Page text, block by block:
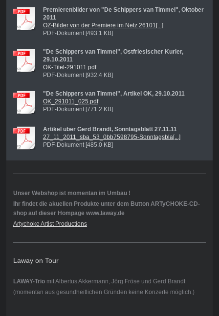
Premierenbilder von "De Schippers van Timmel", Oktober
2011
OZ-Bilder von der Premiere im Netz 26101[...]
PDF-Dokument [493.1 KB]
"De Schippers van Timmel", Ostfriesischer Kurier,
29.10.2011
OK-Titel-291011.pdf
PDF-Dokument [932.4 KB]
"De Schippers van Timmel", Artikel OK, 29.10.2011
OK_291011_025.pdf
PDF-Dokument [771.2 KB]
Artikel über Gerd Brandt, Sonntagsblatt 27.11.11
27_11_2011_sba_53_0bb7598795-Sonntagsbla[...]
PDF-Dokument [485.0 KB]
Unser Webshop ist momentan im Umbau !
Ihr findet die akuellen Produkte unter dem Button ARTyCHOKE-CD-
shop auf dieser Hompage www.laway.de
Artychoke Artist Productions
Laway on Tour
LAWAY-Triomit Albertus Akkermann, Jörg Fröse und Gerd Brandt
(momentan aus gesundheitlichen Gründen keine Konzerte möglich.)